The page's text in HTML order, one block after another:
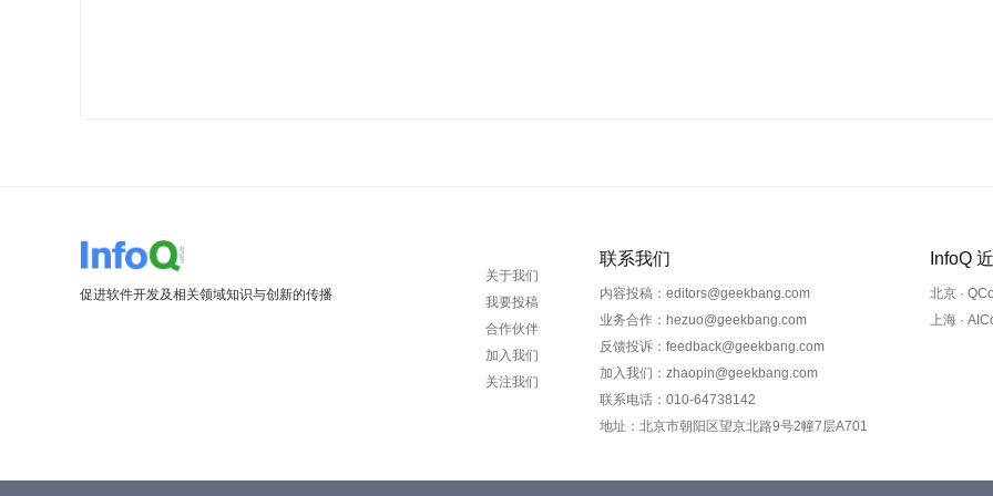
促进软件开发及相关领域知识与创新的传播
关于我们
我要投稿
合作伙伴
加入我们
关注我们
联系我们
内容投稿：editors@geekbang.com
业务合作：hezuo@geekbang.com
反馈投诉：feedback@geekbang.com
加入我们：zhaopin@geekbang.com
联系电话：010-64738142
地址：北京市朝阳区望京北路9号2幢7层A701
InfoQ
北京 ·
上海 ·